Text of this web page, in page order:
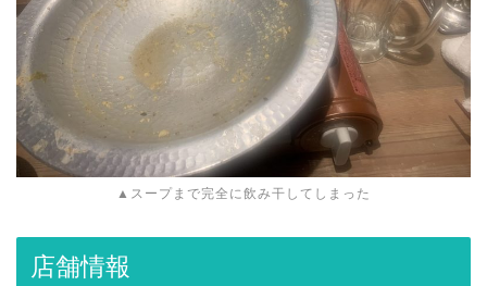
▲スープまで完全に飲み干してしまった
店舗情報